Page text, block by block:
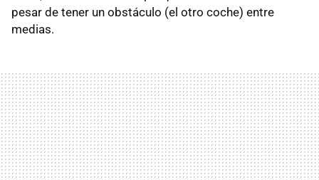
pesar de tener un obstáculo (el otro coche) entre
medias.